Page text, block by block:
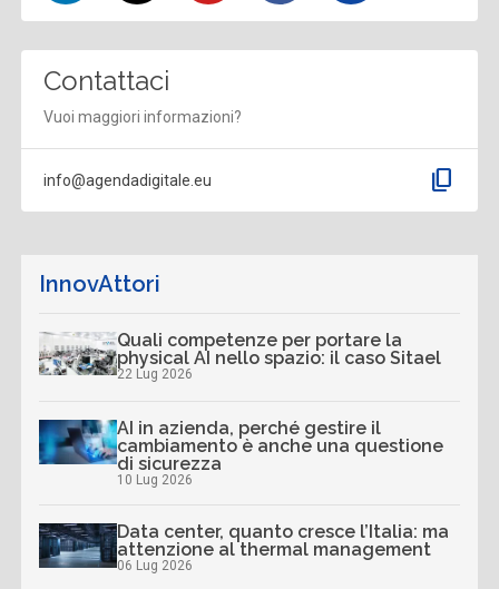
Contattaci
Vuoi maggiori informazioni?
info@agendadigitale.eu content_copy
InnovAttori
Quali competenze per portare la
physical AI nello spazio: il caso Sitael
22 Lug 2026
AI in azienda, perché gestire il
cambiamento è anche una questione
di sicurezza
10 Lug 2026
Data center, quanto cresce l’Italia: ma
attenzione al thermal management
06 Lug 2026